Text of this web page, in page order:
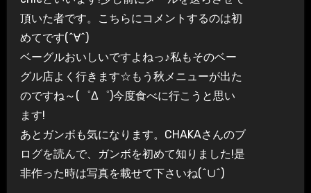
頂いた者です。こちらにコメントするのは初
めてです(^∀^)
ベーグルおいしいですよねっ♪私もそのベー
グル店よく行きます☆もう秋メニューが出た
のですね～(゜Δ゜)今度食べに行こうと思い
ます!
あとガンボも気になります。CHAKAさんのブ
ログを読んで、ガンボを初めて知りました!是
非作った時は写真を載せて下さいね(^∪^)